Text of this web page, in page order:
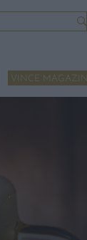
VINCE MAGAZIN